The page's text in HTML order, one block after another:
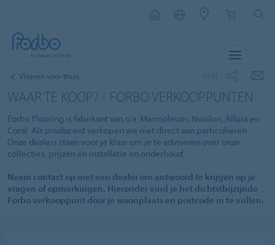
Vloeren voor thuis
WAAR TE KOOP? - FORBO VERKOOPPUNTEN
Forbo Flooring is fabrikant van o.a. Marmoleum, Novilon, Allura en
Coral. Als producent verkopen we niet direct aan particulieren.
Onze dealers staan voor je klaar om je te adviseren over onze
collecties, prijzen en installatie en onderhoud.
Neem contact op met een dealer om antwoord te krijgen op je
vragen of opmerkingen. Hieronder vind je het dichtstbijzijnde
Forbo verkooppunt door je woonplaats en postcode in te vullen.